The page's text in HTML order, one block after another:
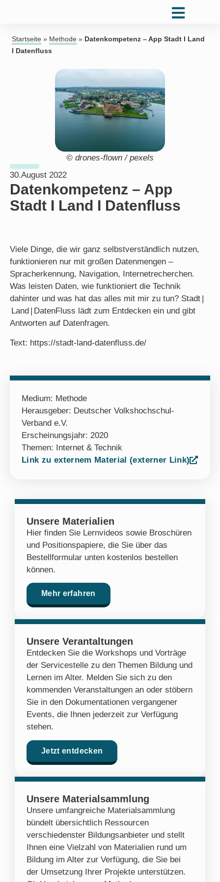
Startseite » Methode » Datenkompetenz – App Stadt I Land
I Datenfluss
© drones-flown / pexels
30.August 2022
Datenkompetenz – App
Stadt I Land I Datenfluss
Viele Dinge, die wir ganz selbstverständlich nutzen,
funktionieren nur mit großen Datenmengen –
Spracherkennung, Navigation, Internetrecherchen.
Was leisten Daten, wie funktioniert die Technik
dahinter und was hat das alles mit mir zu tun? Stadt |
Land | DatenFluss lädt zum Entdecken ein und gibt
Antworten auf Datenfragen.
Text: https://stadt-land-datenfluss.de/
Medium: Methode
Herausgeber: Deutscher Volkshochschul-
Verband e.V.
Erscheinungsjahr: 2020
Themen: Internet & Technik
Link zu externem Material (externer Link)
Unsere Materialien
Hier finden Sie Lernvideos sowie Broschüren
und Positionspapiere, die Sie über das
Bestellformular unten kostenlos bestellen
können.
Mehr erfahren
Unsere Verantaltungen
Entdecken Sie die Workshops und Vorträge
der Servicestelle zu den Themen Bildung und
Lernen im Alter. Melden Sie sich zu den
kommenden Veranstaltungen an oder stöbern
Sie in den Dokumentationen vergangener
Events, die Ihnen jederzeit zur Verfügung
stehen.
Jetzt entdecken
Unsere Materialsammlung
Unsere umfangreiche Materialsammlung
bündelt übersichtlich Ressourcen
verschiedenster Bildungsanbieter und stellt
Ihnen eine Vielzahl von Materialien rund um
Bildung im Alter zur Verfügung, die Sie bei
der Umsetzung Ihrer Projekte unterstützen.